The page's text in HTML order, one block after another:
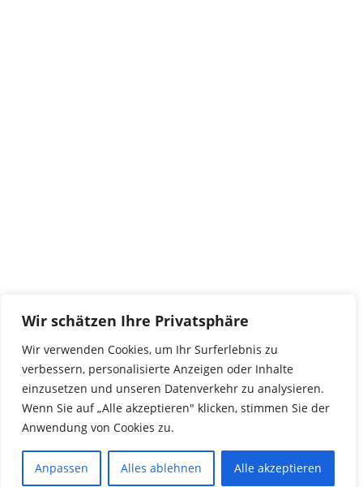
Wir schätzen Ihre Privatsphäre
Wir verwenden Cookies, um Ihr Surferlebnis zu
verbessern, personalisierte Anzeigen oder Inhalte
einzusetzen und unseren Datenverkehr zu analysieren.
Wenn Sie auf „Alle akzeptieren" klicken, stimmen Sie der
Anwendung von Cookies zu.
Anpassen Alles ablehnen Alle akzeptieren